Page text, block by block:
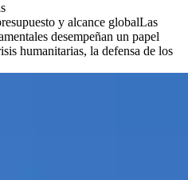
y alcance globalLas
desempeñan un papel
humanitarias, la defensa de los